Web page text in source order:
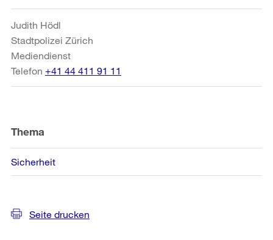
Informationen
Judith Hödl
Stadtpolizei Zürich
Mediendienst
Telefon +41 44 411 91 11
Thema
Sicherheit
Seite drucken